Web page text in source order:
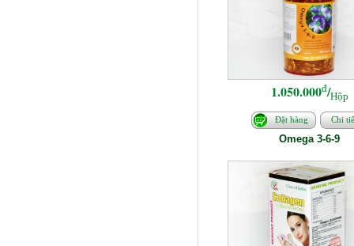
1.050.000đ/Hộp
Đặt hàng Chi
Omega 3-6-9